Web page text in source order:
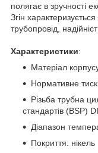
полягає в зручності
Згін
трубопровід,
Характеристики:
Матеріал
Нормативне
Різьба трубна
стандартів (BSP)
Діапазон
Покриття: нікель